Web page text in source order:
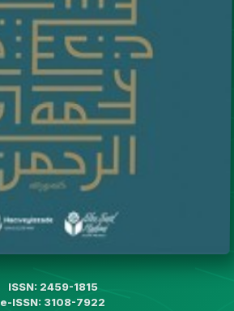
ISSN: 2459-1815
e-ISSN: 3108-7922